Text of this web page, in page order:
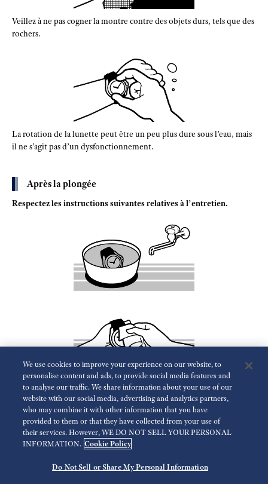
Veillez à ne pas cogner la montre contre des objets durs, tels que des
rochers.
La rotation de la lunette peut être un peu plus dure sous l’eau, mais
il ne s’agit pas d’un dysfonctionnement.
Après la plongée
Respectez les instructions suivantes relatives à l’entretien.
Rincez la montre dans de l’eau douce et séchez-la soigneusement.
Ne faites pas couler de l’eau directement du robinet sur la montre,
mais trempez-la dans un récipient rempli d’eau pour la laver.
Retour
We use cookies to improve your experience on our website, to
personalise content and ads, to provide social media features and
to analyse our traffic. We share information about your use of our
website with our social media, advertising and analytics partners,
who may combine it with other information that you have
provided to them or that they have collected from your use of
their services. However, WE DO NOT SELL YOUR PERSONAL
INFORMATION. Cookie Policy
Do Not Sell or Share My Personal Information